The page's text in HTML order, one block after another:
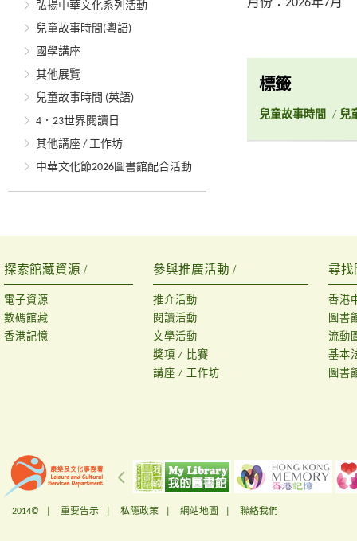
弘揚中華文化系列活動
兒童故事時間(粵語)
國學講座
其他展覽
兒童故事時間 (英語)
4．23世界閱讀日
其他講座 / 工作坊
中華文化節2026圖書館配合活動
月份：2026年7月
標籤
兒童故事時間 / 兒
探索館藏資源 /
電子資源
數碼館藏
香港記憶
參與推廣活動 /
推介活動
閱讀活動
文學活動
獎項 / 比賽
講座 / 工作坊
尋找
香港
圖書
流動
基本
圖書
2014© | 重要告示 私隱政策 網站地圖 聯絡我們